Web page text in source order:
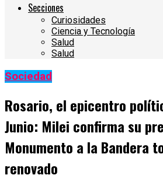
Secciones
Curiosidades
Ciencia y Tecnología
Salud
Salud
Sociedad
Rosario, el epicentro
Junio: Milei confirma su
Monumento a la Bandera
renovado